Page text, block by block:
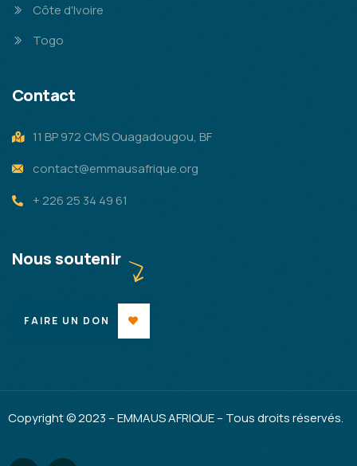
Côte d'Ivoire
Togo
Contact
11 BP 972 CMS Ouagadougou, BF
contact@emmausafrique.org
+ 226 25 34 49 61
Nous soutenir
FAIRE UN DON
Copyright © 2023 – EMMAUS AFRIQUE – Tous droits réservés.